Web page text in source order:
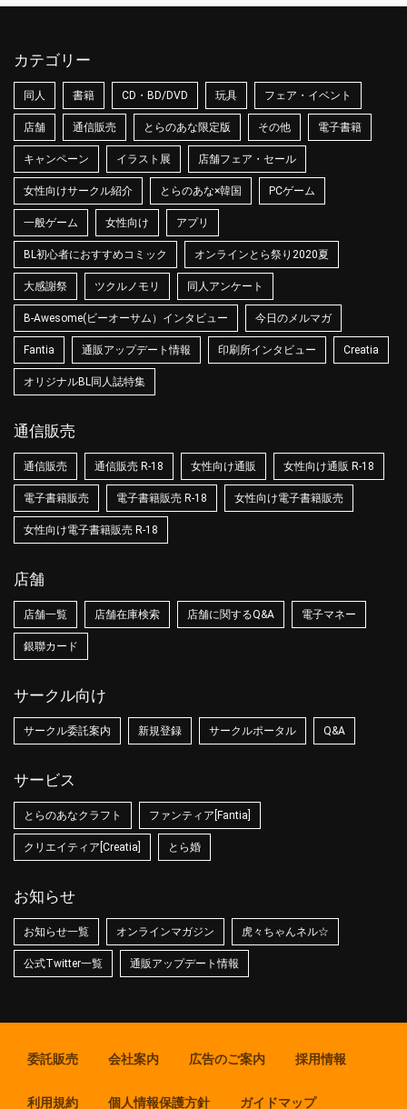
カテゴリー
同人 書籍 CD・BD/DVD 玩具 フェア・イベント
店舗 通信販売 とらのあな限定版 その他 電子書籍
キャンペーン イラスト展 店舗フェア・セール
女性向けサークル紹介 とらのあな×韓国 PCゲーム
一般ゲーム 女性向け アプリ
BL初心者におすすめコミック オンラインとら祭り2020夏
大感謝祭 ツクルノモリ 同人アンケート
B-Awesome(ビーオーサム）インタビュー 今日のメルマガ
Fantia 通販アップデート情報 印刷所インタビュー Creatia
オリジナルBL同人誌特集
通信販売
通信販売 通信販売 R-18 女性向け通販 女性向け通販 R-18
電子書籍販売 電子書籍販売 R-18 女性向け電子書籍販売
女性向け電子書籍販売 R-18
店舗
店舗一覧 店舗在庫検索 店舗に関するQ&A 電子マネー
銀聯カード
サークル向け
サークル委託案内 新規登録 サークルポータル Q&A
サービス
とらのあなクラフト ファンティア[Fantia]
クリエイティア[Creatia] とら婚
お知らせ
お知らせ一覧 オンラインマガジン 虎々ちゃんネル☆
公式Twitter一覧 通販アップデート情報
委託販売 会社案内 広告のご案内 採用情報
利用規約 個人情報保護方針 ガイドマップ